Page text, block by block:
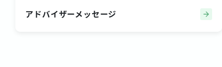
アドバイザーメッセージ